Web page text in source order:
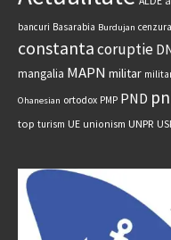
bancuri Basarabia Burdujan cenzura
constantacoruptie
mangalia MAPN militar
Ohanesian ortodox PMP PND
top turism UE unionism UNPR